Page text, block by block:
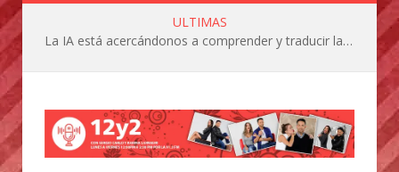
ULTIMAS
La IA está acercándonos a comprender y traducir las vocalizaciones y comportamientos de nuestras mascotas